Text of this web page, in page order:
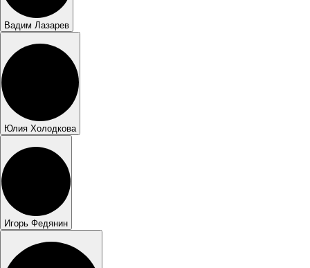
Вадим Лазарев
Юлия Холодкова
Игорь Федянин